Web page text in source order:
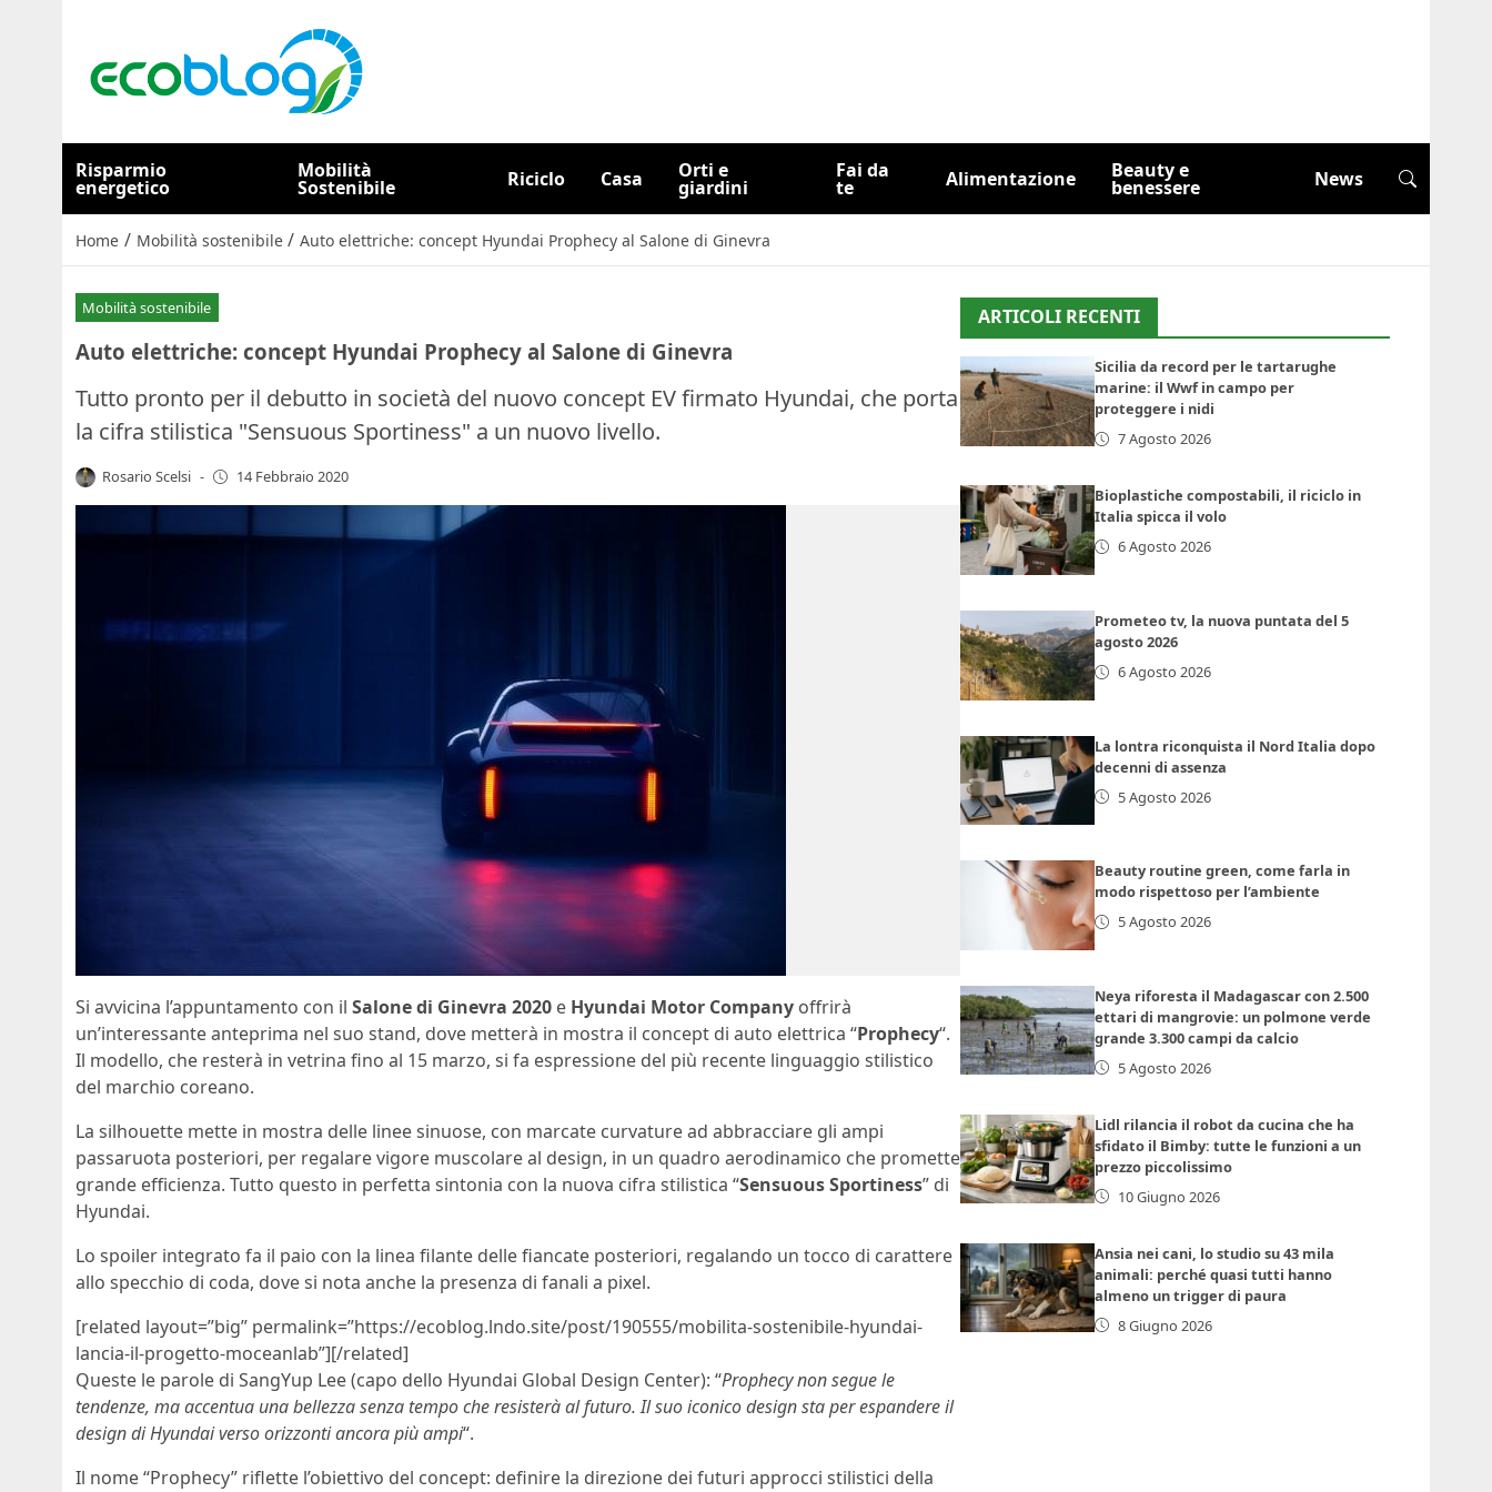
Risparmio
energetico
Mobilità
Sostenibile Riciclo Casa Orti e
giardini
Fai da
te Alimentazione Beauty e
benessere News
Home / Mobilità sostenibile / Auto elettriche: concept Hyundai Prophecy al Salone di Ginevra
Mobilità sostenibile
Auto elettriche: concept Hyundai Prophecy al Salone di Ginevra
Tutto pronto per il debutto in società del nuovo concept EV firmato Hyundai, che porta
la cifra stilistica "Sensuous Sportiness" a un nuovo livello.
Rosario Scelsi - 14 Febbraio 2020
Si avvicina l’appuntamento con il Salone di Ginevra 2020 e Hyundai Motor Company offrirà
un’interessante anteprima nel suo stand, dove metterà in mostra il concept di auto elettrica “Prophecy“.
Il modello, che resterà in vetrina fino al 15 marzo, si fa espressione del più recente linguaggio stilistico
del marchio coreano.
La silhouette mette in mostra delle linee sinuose, con marcate curvature ad abbracciare gli ampi
passaruota posteriori, per regalare vigore muscolare al design, in un quadro aerodinamico che promette
grande efficienza. Tutto questo in perfetta sintonia con la nuova cifra stilistica “Sensuous Sportiness” di
Hyundai.
Lo spoiler integrato fa il paio con la linea filante delle fiancate posteriori, regalando un tocco di carattere
allo specchio di coda, dove si nota anche la presenza di fanali a pixel.
[related layout=”big” permalink=”https://ecoblog.lndo.site/post/190555/mobilita-sostenibile-hyundai-
lancia-il-progetto-moceanlab”][/related]
Queste le parole di SangYup Lee (capo dello Hyundai Global Design Center): “Prophecy non segue le
tendenze, ma accentua una bellezza senza tempo che resisterà al futuro. Il suo iconico design sta per espandere il
design di Hyundai verso orizzonti ancora più ampi“.
Il nome “Prophecy” riflette l’obiettivo del concept: definire la direzione dei futuri approcci stilistici della
ARTICOLI RECENTI
Sicilia da record per le tartarughe
marine: il Wwf in campo per
proteggere i nidi
7 Agosto 2026
Bioplastiche compostabili, il riciclo in
Italia spicca il volo
6 Agosto 2026
Prometeo tv, la nuova puntata del 5
agosto 2026
6 Agosto 2026
La lontra riconquista il Nord Italia dopo
decenni di assenza
5 Agosto 2026
Beauty routine green, come farla in
modo rispettoso per l’ambiente
5 Agosto 2026
Neya riforesta il Madagascar con 2.500
ettari di mangrovie: un polmone verde
grande 3.300 campi da calcio
5 Agosto 2026
Lidl rilancia il robot da cucina che ha
sfidato il Bimby: tutte le funzioni a un
prezzo piccolissimo
10 Giugno 2026
Ansia nei cani, lo studio su 43 mila
animali: perché quasi tutti hanno
almeno un trigger di paura
8 Giugno 2026